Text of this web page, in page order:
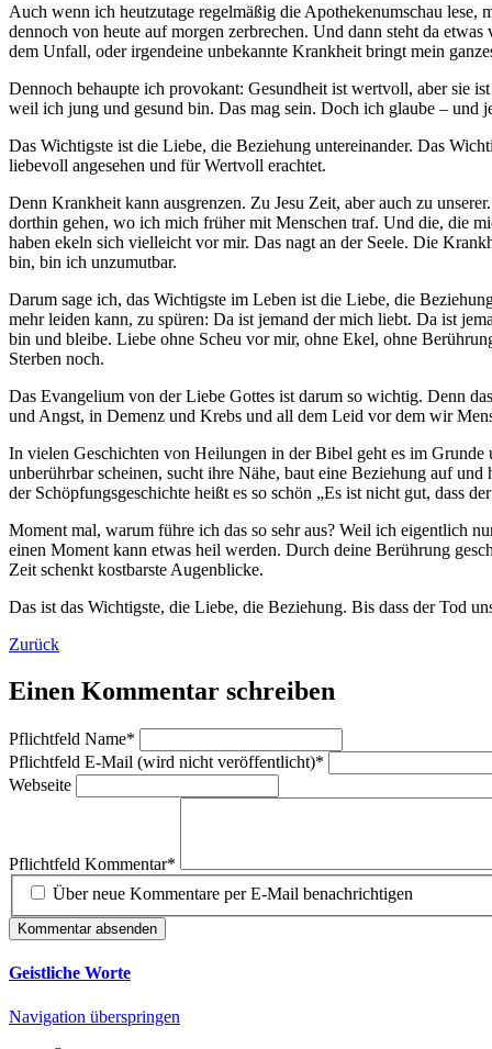
Auch wenn ich heutzutage regelmäßig die Apothekenumschau lese,
dennoch von heute auf morgen zerbrechen. Und dann steht da
dem Unfall, oder irgendeine unbekannte Krankheit bringt mein
Dennoch behaupte ich provokant: Gesundheit ist wertvoll, aber sie
weil ich jung und gesund bin. Das mag sein. Doch ich glaube – und
Das Wichtigste ist die Liebe, die Beziehung untereinander. Das
liebevoll angesehen und für Wertvoll erachtet.
Denn Krankheit kann ausgrenzen. Zu Jesu Zeit, aber auch zu
dorthin gehen, wo ich mich früher mit Menschen traf. Und die, die
haben ekeln sich vielleicht vor mir. Das nagt an der Seele. Die
bin, bin ich unzumutbar.
Darum sage ich, das Wichtigste im Leben ist die Liebe, die
mehr leiden kann, zu spüren: Da ist jemand der mich liebt. Da ist
bin und bleibe. Liebe ohne Scheu vor mir, ohne Ekel, ohne
Sterben noch.
Das Evangelium von der Liebe Gottes ist darum so wichtig. Denn
und Angst, in Demenz und Krebs und all dem Leid vor dem wir
In vielen Geschichten von Heilungen in der Bibel geht es im
unberührbar scheinen, sucht ihre Nähe, baut eine Beziehung auf
der Schöpfungsgeschichte heißt es so schön „Es ist nicht gut, dass
Moment mal, warum führe ich das so sehr aus? Weil ich eigentlich
einen Moment kann etwas heil werden. Durch deine Berührung
Zeit schenkt kostbarste Augenblicke.
Das ist das Wichtigste, die Liebe, die Beziehung. Bis dass der Tod
Zurück
Einen Kommentar schreiben
Pflichtfeld Name*
Pflichtfeld E-Mail (wird nicht veröffentlicht)*
Webseite
Pflichtfeld Kommentar*
Über neue Kommentare per E-Mail benachrichtigen
Kommentar absenden
Geistliche Worte
Navigation überspringen